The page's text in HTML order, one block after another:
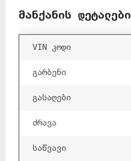
მანქანის დეტალები
VIN კოდი
გარბენი
გასაღები
ძრავა
საწვავი